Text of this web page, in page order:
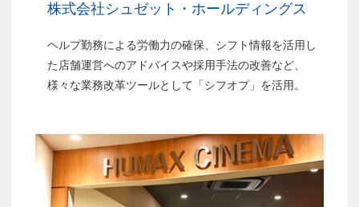
株式会社シュゼット・ホールディングス
ヘルプ勤務による労働力の確保、シフト情報を活用し
た店舗運営へのアドバイスや採用手法の改善など、
様々な業務改革ツールとして「シフオプ」を活用。